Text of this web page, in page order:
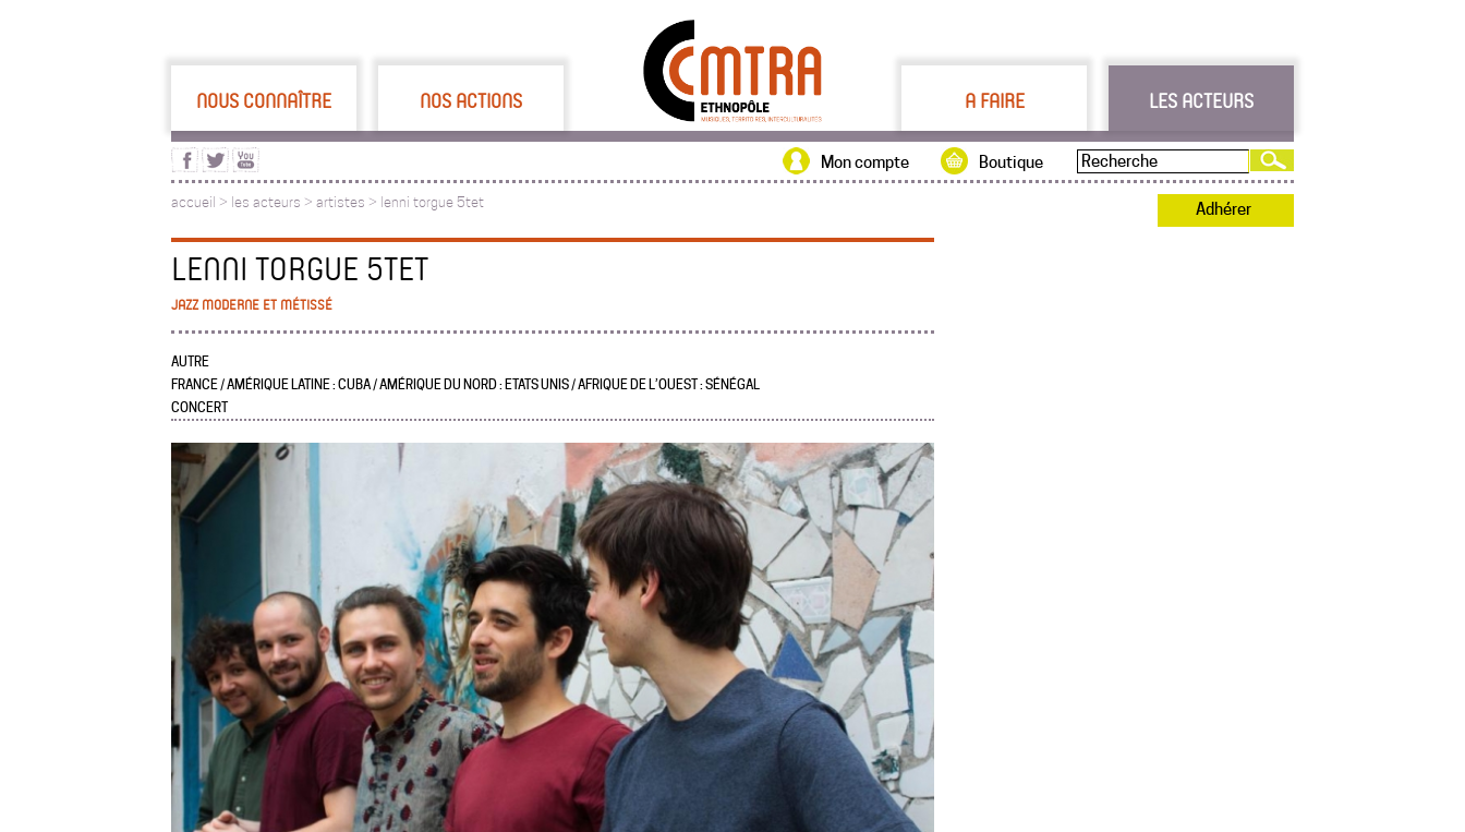
NOUS CONNAÎTRE NOS ACTIONS A FAIRE LES ACTEURS
Boutique
Mon compte
accueil > les acteurs > artistes > lenni torgue 5tet Adhérer
LENNI TORGUE 5TET
JAZZ MODERNE ET MÉTISSÉ
AUTRE
FRANCE / AMÉRIQUE LATINE : CUBA / AMÉRIQUE DU NORD : ETATS UNIS / AFRIQUE DE L’OUEST : SÉNÉGAL
CONCERT